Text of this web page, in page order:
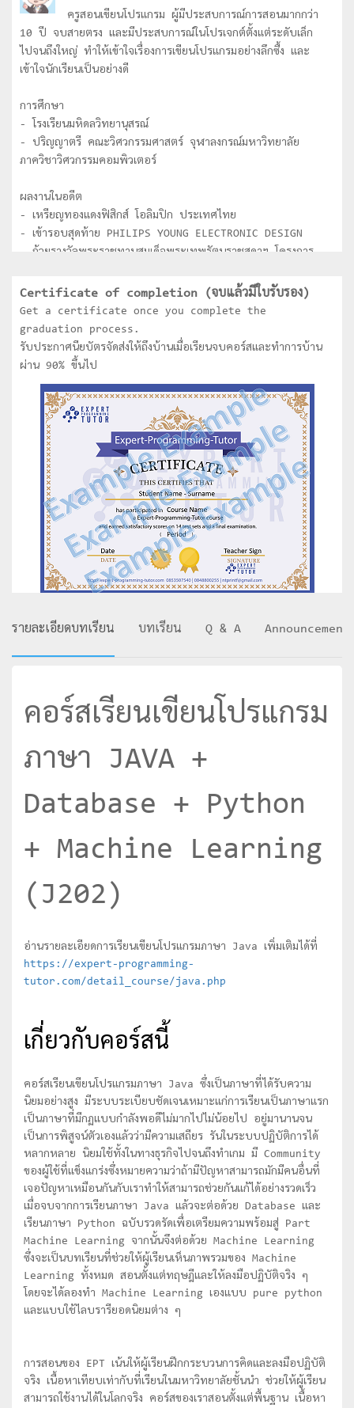
ครูสอนเขียนโปรแกรม ผู้มีประสบการณ์การสอนมากกว่า
10 ปี จบสายตรง และมีประสบการณ์ในโปรเจกต์ตั้งแต่ระดับเล็ก
ไปจนถึงใหญ่ ทำให้เข้าใจเรื่องการเขียนโปรแกรมอย่างลึกซื้ง และ
เข้าใจนักเรียนเป็นอย่างดี
การศึกษา
- โรงเรียนมหิดลวิทยานุสรณ์
- ปริญญาตรี คณะวิศวกรรมศาสตร์ จุฬาลงกรณ์มหาวิทยาลัย
ภาควิชาวิศวกรรมคอมพิวเตอร์
ผลงานในอดีต
- เหรียญทองแดงฟิสิกส์ โอลิมปิก ประเทศไทย
- เข้ารอบสุดท้าย PHILIPS YOUNG ELECTRONIC DESIGN
- ถ้วยรางวัลพระราชทานสมเด็จพระเทพรัตนราชสุดาฯ โครงการ
- ชนะเลิศการประกวด Software ของ Thailand
Information technology Agency (TITA) ระดับ
อุดมศึกษา
- ได้รับคัดเลือกเป็นตัวแทนประเทศไทยเข้าร่วมการแข่งขัน Asia
Pacific Information Technology (APITA) ที่ประเทศ
- ชนะเลิศการแข่งขันหุ่นยนต์ระดับประเทศไทย
- ชนะเลิศการแข่งขันหุ่นยนต์ระดับโลก
Certificate of completion (จบแล้วมีใบรับรอง)
Get a certificate once you complete the
graduation process.
รับประกาศนียบัตรจัดส่งให้ถึงบ้านเมื่อเรียนจบคอร์สและทำการบ้าน
ผ่าน 90% ขึ้นไป
รายละเอียดบทเรียน บทเรียน Q & A
คอร์สเรียนเขียนโปรแกรม
ภาษา JAVA +
Database + Python
+ Machine Learning
(J202)
อ่านรายละเอียดการเรียนเขียนโปรแกรมภาษา Java เพิ่มเติมได้ที่
https://expert-programming-
tutor.com/detail_course/java.php
เกี่ยวกับคอร์สนี้
คอร์สเรียนเขียนโปรแกรมภาษา Java ซึ่งเป็นภาษาที่ได้รับความ
นิยมอย่างสูง มีระบบระเบียบชัดเจนเหมาะแก่การเรียนเป็นภาษาแรก
เป็นภาษาที่มีกฏแบบกำลังพอดีไม่มากไปไม่น้อยไป อยู่มานานจน
เป็นการพิสูจน์ตัวเองแล้วว่ามีความเสถียร รันในระบบปฏิบัติการได้
หลากหลาย นิยมใช้ทั้งในทางธุรกิจไปจนถึงทำเกม มี Community
ของผู้ใช้ที่แข็งแกร่งซึ่งหมายความว่าถ้ามีปัญหาสามารถมักมีคนอื่นที่
เจอปัญหาเหมือนกันกับเราทำให้สามารถช่วยกันแก้ได้อย่างรวดเร็ว
เมื่อจบจากการเรียนภาษา Java แล้วจะต่อด้วย Database และ
เรียนภาษา Python ฉบับรวดรัดเพื่อเตรียมความพร้อมสู่ Part
Machine Learning จากนั้นจึงต่อด้วย Machine Learning
ซึ่งจะเป็นบทเรียนที่ช่วยให้ผู้เรียนเห็นภาพรวมของ Machine
Learning ทั้งหมด สอนตั้งแต่ทฤษฎีและให้ลงมือปฏิบัติจริง ๆ
โดยจะได้ลองทำ Machine Learning เองแบบ pure python
และแบบใช้ไลบรารียอดนิยมต่าง ๆ
การสอนของ EPT เน้นให้ผู้เรียนฝึกกระบวนการคิดและลงมือปฏิบัติ
จริง เนื้อหาเทียบเท่ากับที่เรียนในมหาวิทยาลัยชั้นนำ ช่วยให้ผู้เรียน
สามารถใช้งานได้ในโลกจริง คอร์สของเราสอนตั้งแต่พื้นฐาน เนื้อหา